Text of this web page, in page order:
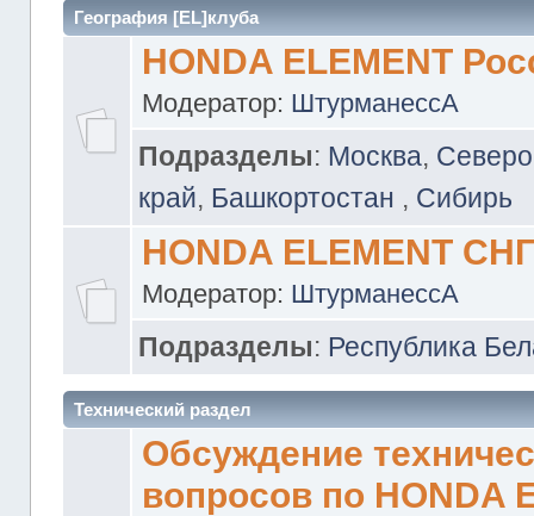
География [EL]клуба
HONDA ELEMENT
Модератор: ШтурманессА
Подразделы: Москва,
край, Башкортостан , Сибирь
HONDA ELEMENT
Модератор: ШтурманессА
Подразделы: Республика
Технический раздел
Обсуждение
вопросов по HONDA